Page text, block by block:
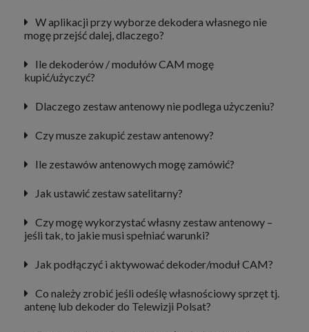
W aplikacji przy wyborze dekodera własnego nie
mogę przejść dalej, dlaczego?
Ile dekoderów / modułów CAM mogę
kupić/użyczyć?
Dlaczego zestaw antenowy nie podlega użyczeniu?
Czy musze zakupić zestaw antenowy?
Ile zestawów antenowych mogę zamówić?
Jak ustawić zestaw satelitarny?
Czy mogę wykorzystać własny zestaw antenowy –
jeśli tak, to jakie musi spełniać warunki?
Jak podłączyć i aktywować dekoder/moduł CAM?
Co należy zrobić jeśli odeślę własnościowy sprzęt tj.
antenę lub dekoder do Telewizji Polsat?